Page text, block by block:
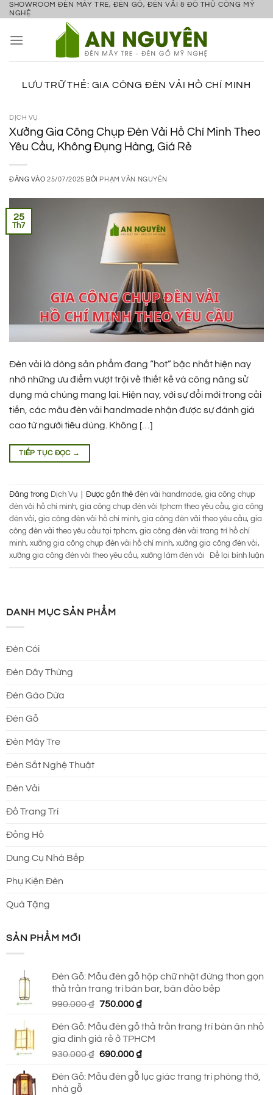
Bỏ
nội
SHOWROOM ĐÈN MÂY TRE, ĐÈN GỖ, ĐÈN VẢI & ĐỒ THỦ CÔNG MỸ
NGHỆ
LƯU TRỮ THẺ: GIA CÔNG ĐÈN VẢI HỒ CHÍ MINH
DỊCH VỤ
Xưởng Gia Công Chụp Đèn Vải Hồ Chí Minh Theo
Yêu Cầu, Không Đụng Hàng, Giá Rẻ
ĐĂNG VÀO25/07/2025 BỞI PHẠM VĂN NGUYÊN
25
Th7
Đèn vải là dòng sản phẩm đang “hot” bậc nhất hiện nay
nhờ những ưu điểm vượt trội về thiết kế và công năng sử
dụng mà chúng mang lại. Hiện nay, với sự đổi mới trong cải
tiến, các mẫu đèn vải handmade nhận được sự đánh giá
cao từ người tiêu dùng. Không […]
TIẾP TỤC ĐỌC →
Đăng trong Dịch Vụ Được gắn thẻ đèn vải handmade, gia công chụp
đèn vải hồ chí minh, gia công chụp đèn vải tphcm theo yêu cầu, gia công
đèn vải, gia công đèn vải hồ chí minh, gia công đèn vải theo yêu cầu, gia
công đèn vải theo yêu cầu tại tphcm, gia công đèn vải trang trí hồ chí
minh, xưởng gia công chụp đèn vải hồ chí minh, xưởng gia công đèn vải,
xưởng gia công đèn vải theo yêu cầu, xưởng làm đèn vải Để lại bình luận
DANH MỤC SẢN PHẨM
Đèn Cói
Đèn Dây Thừng
Đèn Gáo Dừa
Đèn Gỗ
Đèn Mây Tre
Đèn Sắt Nghệ Thuật
Đèn Vải
Đồ Trang Trí
Đồng Hồ
Dung Cụ Nhà Bếp
Phụ Kiện Đèn
Quà Tặng
SẢN PHẨM MỚI
Đèn Gỗ: Mẫu đèn gỗ hộp chữ nhật đứng thon gọn
thả trần trang trí bàn bar, bàn đảo bếp
990.000₫ Giá
là:
990.000 ₫.
750.000₫Giá
tại
là:
750.000 ₫.
Đèn Gỗ: Mẫu đèn gỗ thả trần trang trí bàn ăn nhỏ
gia đình giá rẻ ở TPHCM
930.000₫ Giá
là:
690.000₫Giá
tại
Đèn Gỗ: Mẫu đèn gỗ lục giác trang trí phòng thờ,
nhà gỗ